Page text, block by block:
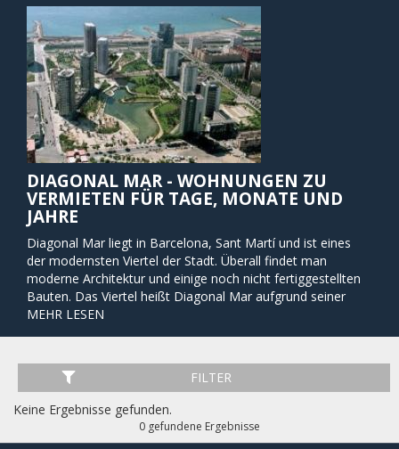
DIAGONAL MAR - WOHNUNGEN ZU
VERMIETEN FÜR TAGE, MONATE UND
JAHRE
Diagonal Mar liegt in Barcelona, Sant Martí und ist eines
der modernsten Viertel der Stadt. Überall findet man
moderne Architektur und einige noch nicht fertiggestellten
Bauten. Das Viertel heißt Diagonal Mar aufgrund seiner
Lage am Mittelmeer und ist der Beginn der Diagonal
beliebtesten Einkaufszentren Barcelonas - Diagonal Mar
Centre Comercial. Ab hier können Sie leicht die Innenstadt
mit Straßenbahn oder Metro erreichen. Wenn Sie mal nicht
in die Innenstadt gehen wollen, können Sie zum Paseo
Maitimo Strand gehen und entlang der Promenade bis zu
MEHR LESEN
FILTER
Keine Ergebnisse gefunden.
0 gefundene Ergebnisse